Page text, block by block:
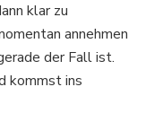
klar zu
annehmen
der Fall ist.
kommst ins